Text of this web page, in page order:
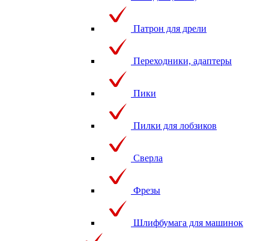
Патрон для дрели
Переходники, адаптеры
Пики
Пилки для лобзиков
Сверла
Фрезы
Шлифбумага для машинок